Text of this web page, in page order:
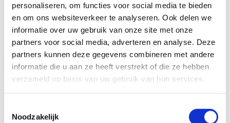
personaliseren, om functies voor social media te bieden
en om ons websiteverkeer te analyseren. Ook delen we
informatie over uw gebruik van onze site met onze
partners voor social media, adverteren en analyse. Deze
partners kunnen deze gegevens combineren met andere
informatie die u aan ze heeft verstrekt of die ze hebben
verzameld op basis van uw gebruik van hun services.
Noodzakelijk
GERELATEERDE PRODUCTEN
Aanbieding!
Toevoegen